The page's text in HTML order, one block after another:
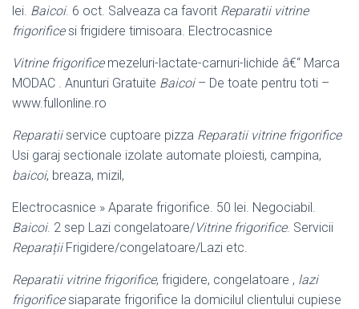
lei. Baicoi. 6 oct. Salveaza ca favorit Reparatii vitrine
frigorificesi frigidere timisoara. Electrocasnice
Vitrine frigorificemezeluri-lactate-carnuri-lichide â€“ Marca
MODAC . Anunturi Gratuite Baicoi– De toate pentru toti –
www.fullonline.ro
Reparatiiservice cuptoare pizza Reparatii vitrine frigorifice
Usi garaj sectionale izolate automate ploiesti, campina,
baicoi, breaza, mizil,
Electrocasnice » Aparate frigorifice. 50 lei. Negociabil.
Baicoi. 2 sep Lazi congelatoare/Vitrine frigorifice. Servicii
ReparațiiFrigidere/congelatoare/Lazi etc.
Reparatii vitrine frigorifice, frigidere, congelatoare , lazi
frigorificesiaparate frigorifice la domicilul clientului cupiese